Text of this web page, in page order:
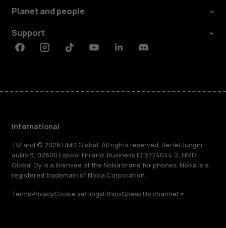
Planet and people
Support
FacebookInstagramTiktokYoutubeLinkedinDiscord
International
TM and © 2026 HMD Global. All rights reserved. Bertel Jungin
aukio 9, 02600 Espoo, Finland. Business ID 2724044-2. HMD
Global Oy is a licensee of the Nokia brand for phones. Nokia is a
registered trademark of Nokia Corporation.
TermsPrivacyCookie settingsEthicsSpeak Up channel